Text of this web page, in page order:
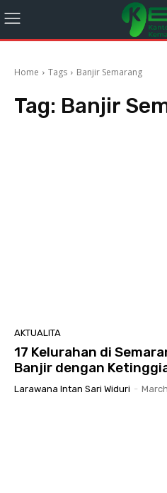
Home Tags Banjir Semarang
Tag: Banjir
AKTUALITA
17 Kelurahan di
Banjir dengan
Larawana Intan Sari Widuri -